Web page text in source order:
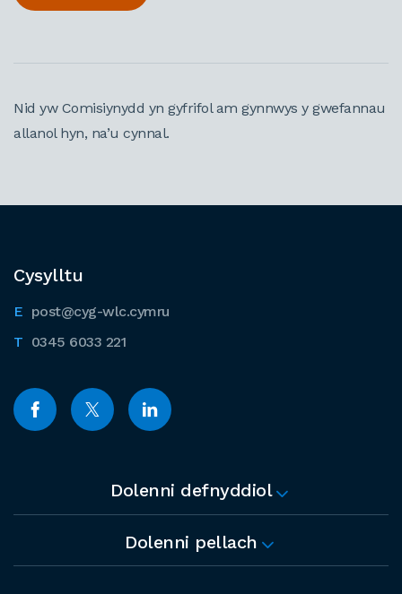
Nid yw Comisiynydd yn gyfrifol am gynnwys y gwefannau
allanol hyn, na’u cynnal.
Cysylltu
post@cyg-wlc.cymru
0345 6033 221
Dolenni defnyddiol
Dolenni pellach